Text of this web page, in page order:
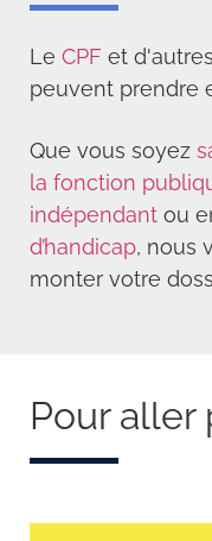
Le CPF et d'autres
peuvent prendre
Que vous soyez
la fonction
indépendant ou
d’handicap, nous
monter votre
Pour aller